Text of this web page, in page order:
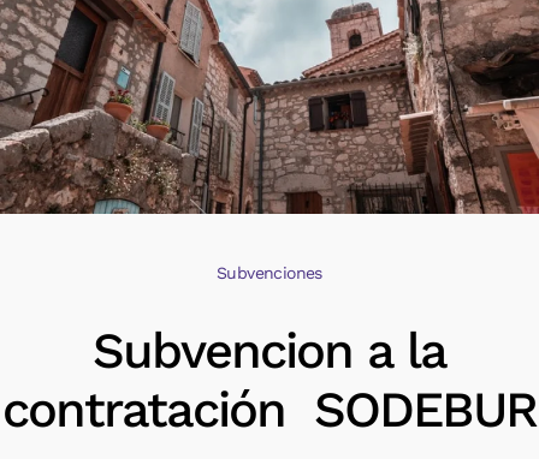
Subvenciones
Subvencion a la
contratación SODEBUR